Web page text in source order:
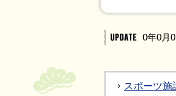
0年0月0
スポーツ施